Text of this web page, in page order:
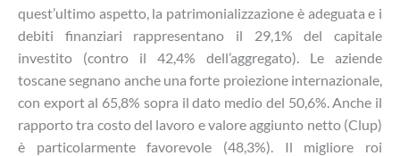
quest’ultimo aspetto, la patrimonializzazione è adeguata e i
debiti finanziari rappresentano il 29,1% del capitale
investito (contro il 42,4% dell’aggregato). Le aziende
toscane segnano anche una forte proiezione internazionale,
con export al 65,8% sopra il dato medio del 50,6%. Anche il
rapporto tra costo del lavoro e valore aggiunto netto (Clup)
è particolarmente favorevole (48,3%). Il migliore roi